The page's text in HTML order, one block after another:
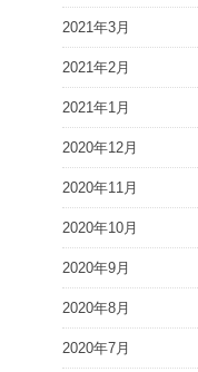
2021年3月
2021年2月
2021年1月
2020年12月
2020年11月
2020年10月
2020年9月
2020年8月
2020年7月